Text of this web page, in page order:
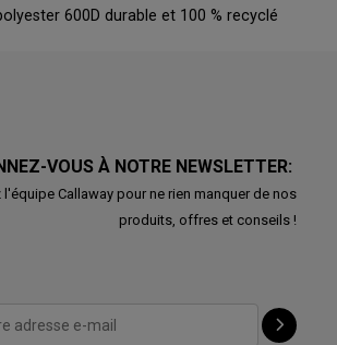
600D durable et 100 % recyclé
VOUS À NOTRE NEWSLETTER:
l'équipe Callaway pour ne rien manquer de nos
produits, offres et conseils !